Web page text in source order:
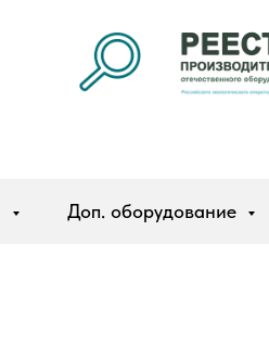
Доп. оборудование